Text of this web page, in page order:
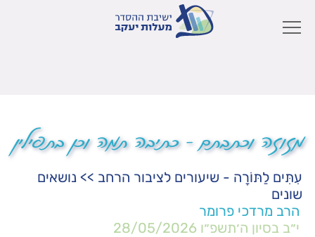
מזוזה וכתבתם – כתיבה תמה וכן בתפילין
עִתִּים לַתּוֹרָה - שיעורים לציבור הרחב >> נושאים
שונים
הרב מרדכי פרומר
י״ב בסיון ה׳תשפ״ו 28/05/2026